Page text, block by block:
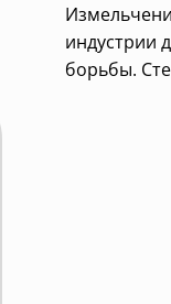
индустрии
борьбы.